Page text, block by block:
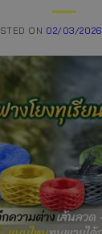
ON 02/03/2026